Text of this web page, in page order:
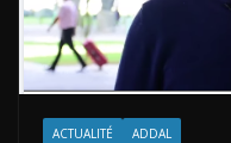
ACTUALITÉ ADDAL